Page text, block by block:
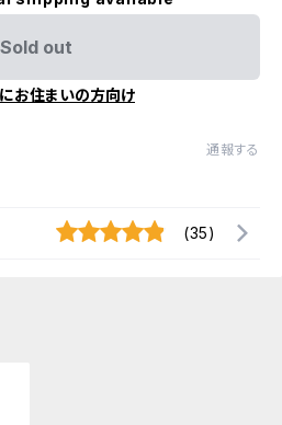
Sold out
お住まいの方向け
通報する
(35)